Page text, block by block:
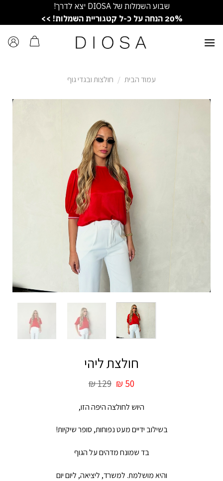
שבוע השמלות של DIOSA יצא לדרך!
20% הנחה על כ-ל קטגוריית השמלות! >>
עמוד הבית / חולצות ובגדי גוף
חולצת ליהי
₪129 ₪ 50
היוש לחולצה היפה הזו,
בשילוב ידיים מעט נפוחות, סופר שיקיות!
בד שמונח מדהים על הגוף
והיא מושלמת. למשרד, ליציאה, ליום יום